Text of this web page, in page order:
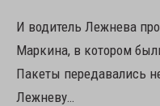
И водитель Лежнева
Маркина, в котором
Пакеты передавались
Лежневу…